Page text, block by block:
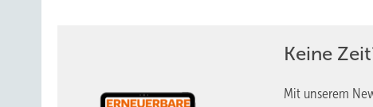
Keine
Mit unserem